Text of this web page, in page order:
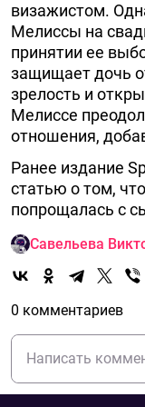
визажистом.
Мелиссы на
принятии ее
защищает дочь
зрелость и
Мелиссе
отношения,
Ранее издание
статью о том,
попрощалась с
Савельева
0 комментариев